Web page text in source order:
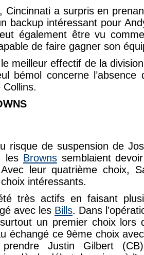
Cincinnati a surpris en
backup intéressant pour
également être vu
de faire gagner son
meilleur effectif de la
bémol concerne l’absence
risque de suspension de
les Brownssemblaient
leur quatrième choix,
intéressants.
très actifs en faisant
avec les Bills. Dans
un premier choix lors
échangé ce 9ème choix
Justin Gilbert